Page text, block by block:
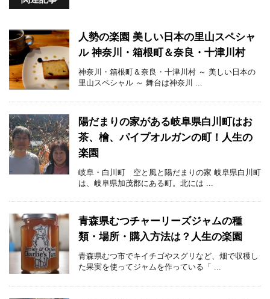
人勢の楽園 美しい日本の里山スペシャ
ル 神奈川・箱根町＆奈良・十津川村
神奈川・箱根町＆奈良・十津川村 ～ 美しい日本の
里山スペシャル ～ 舞台は神奈川 ...
陽だまりの家がある岐阜県白川町はお
茶、檜、パイプオルガンの町！人生の
楽園
岐阜・白川町 空と風と陽だまりの家 岐阜県白川町
は、岐阜県加茂郡にある町。北には ...
青森県むつチャーリーズジャムの種
類・場所・購入方法は？人生の楽園
青森県むつ市でキイチゴやスグリなど、畑で収穫し
た果実を使ってジャムを作っている「 ...